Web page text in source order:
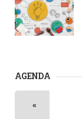
AGENDA
«